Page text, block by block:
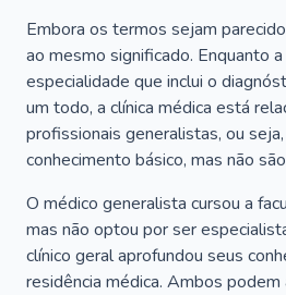
Embora os termos sejam
ao mesmo significado. Enquanto
especialidade que inclui o
um todo, a clínica médica está
profissionais generalistas, ou
conhecimento básico, mas não
O médico generalista cursou a
mas não optou por ser
clínico geral aprofundou seus
residência médica. Ambos